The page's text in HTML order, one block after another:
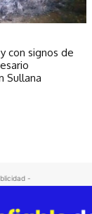
con signos de
Sullana
-